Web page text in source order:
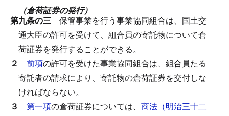
（倉荷証券の発行）
第九条の三 保管事業を行う事業協同組合は、国土交
通大臣の許可を受けて、組合員の寄託物について倉
荷証券を発行することができる。
２ 前項の許可を受けた事業協同組合は、組合員たる
寄託者の請求により、寄託物の倉荷証券を交付しな
ければならない。
３ 第一項の倉荷証券については、 商法（明治三十二